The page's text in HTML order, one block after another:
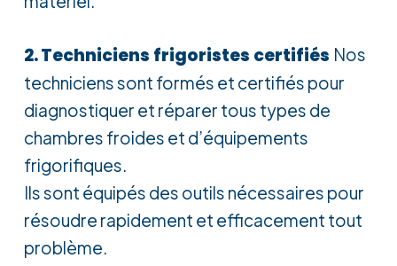
2.Techniciens frigoristes certifiés Nos
techniciens sont formés et certifiés pour
diagnostiquer et réparer tous types de
chambres froides et d’équipements
frigorifiques.
Ils sont équipés des outils nécessaires pour
résoudre rapidement et efficacement tout
problème.